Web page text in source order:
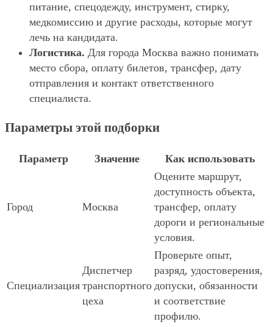
питание, спецодежду, инструмент, стирку,
медкомиссию и другие расходы, которые могут
лечь на кандидата.
Логистика. Для города Москва важно понимать
место сбора, оплату билетов, трансфер, дату
отправления и контакт ответственного
специалиста.
Параметры этой подборки
Параметр Значение Как использовать
Город Москва
Оцените маршрут,
доступность объекта,
трансфер, оплату
дороги и региональные
условия.
Специализация
Диспетчер
транспортного
цеха
Проверьте опыт,
разряд, удостоверения,
допуски, обязанности
и соответствие
профилю.